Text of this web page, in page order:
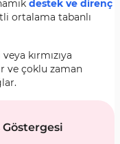
destek ve direnç
ortalama tabanlı
kırmızıya
ve çoklu zaman